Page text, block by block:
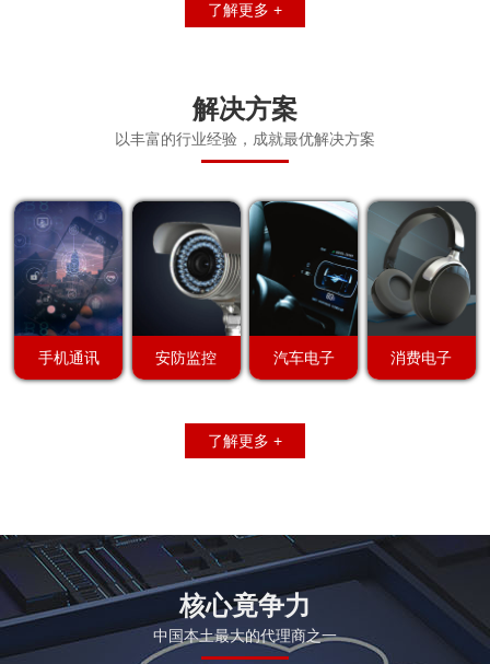
了解更多 +
解决方案
以丰富的行业经验，成就最优解决方案
手机通讯 安防监控 汽车电子 消费电子
了解更多 +
核心竟争力
中国本土最大的代理商之一